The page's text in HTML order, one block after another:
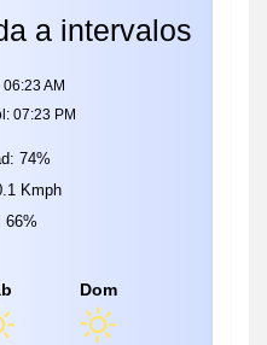
a intervalos
AM
07:23 PM
74%
Kmph
66%
Dom